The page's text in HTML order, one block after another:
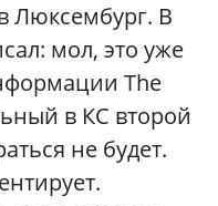
Люксембург. В
мол, это уже
The
в КС второй
не будет.